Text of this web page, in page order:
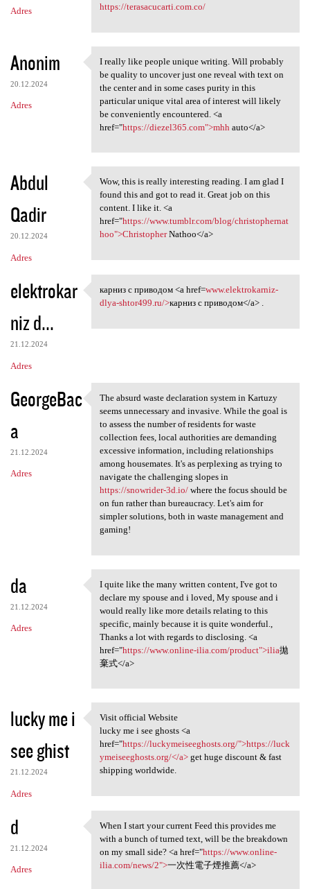
Adres
https://terasacucarti.com.co/
Anonim
20.12.2024
Adres
I really like people unique
I really like people unique writing. Will probably
be quality to uncover just one reveal with text on
the center and in some cases purity in this
particular unique vital area of interest will likely
be conveniently encountered. <a
href="https://diezel365.com">mhh auto</a>
Abdul
Qadir
20.12.2024
Adres
Wow, this is really
Wow, this is really interesting reading. I am glad I
found this and got to read it. Great job on this
content. I like it. <a
href="https://www.tumblr.com/blog/christophernat
hoo">ChristopherNathoo</a>
elektrokar
niz d...
21.12.2024
Adres
карниз с приводом <a href=www
карниз с приводом <a href=www.elektrokarniz-
dlya-shtor499.ru/>карниз с приводом</a> .
GeorgeBac
a
21.12.2024
Adres
The absurd waste declaration
The absurd waste declaration system in Kartuzy
seems unnecessary and invasive. While the goal is
to assess the number of residents for waste
collection fees, local authorities are demanding
excessive information, including relationships
among housemates. It's as perplexing as trying to
navigate the challenging slopes in
https://snowrider-3d.io/where the focus should be
on fun rather than bureaucracy. Let's aim for
simpler solutions, both in waste management and
gaming!
da
21.12.2024
Adres
I quite like the many written
I quite like the many written content, I've got to
declare my spouse and i loved, My spouse and i
would really like more details relating to this
specific, mainly because it is quite wonderful.,
Thanks a lot with regards to disclosing. <a
href="https://www.online-ilia.com/product">ilia拋
棄式</a>
lucky me i
see ghist
21.12.2024
Adres
Visit official Website
Visit official Website
lucky me i see ghosts <a
href="https://luckymeiseeghosts.org/">https://luck
ymeiseeghosts.org/</a>get huge discount & fast
shipping worldwide.
d
21.12.2024
Adres
When I start your current
When I start your current Feed this provides me
with a bunch of turned text, will be the breakdown
on my small side? <a href="https://www.online-
ilia.com/news/2">一次性電子煙推薦</a>